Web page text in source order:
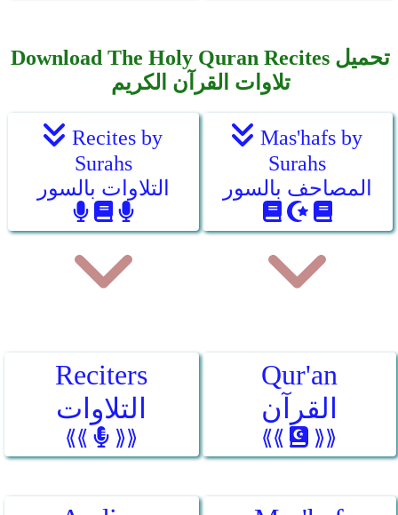
Download The Holy Quran Recites تحميل
تلاوات القرآن الكريم
Recites by
Surahs
التلاوات بالسور
Mas'hafs by
Surahs
المصاحف بالسور
Reciters
التلاوات
⟪⟪ ⟫⟫
Qur'an
القرآن
⟪⟪ ⟫⟫